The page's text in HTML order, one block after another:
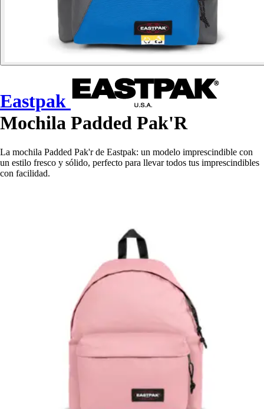
Eastpak
Mochila Padded Pak'R
La mochila Padded Pak'r de Eastpak: un modelo imprescindible con
un estilo fresco y sólido, perfecto para llevar todos tus imprescindibles
con facilidad.